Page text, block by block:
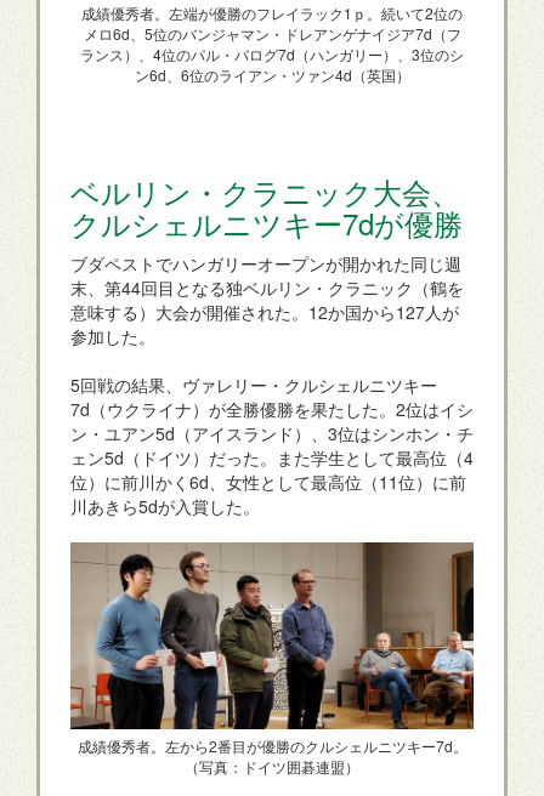
成績優秀者。左端が優勝のフレイラック1ｐ。続いて2位の
メロ6d、5位のバンジャマン・ドレアンゲナイジア7d（フ
ランス）、4位のパル・バログ7d（ハンガリー）、3位のシ
ン6d、6位のライアン・ツァン4d（英国）
ベルリン・クラニック大会、
クルシェルニツキー7dが優勝
ブダペストでハンガリーオープンが開かれた同じ週
末、第44回目となる独ベルリン・クラニック（鶴を
意味する）大会が開催された。12か国から127人が
参加した。
5回戦の結果、ヴァレリー・クルシェルニツキー
7d（ウクライナ）が全勝優勝を果たした。2位はイシ
ン・ユアン5d（アイスランド）、3位はシンホン・チ
ェン5d（ドイツ）だった。また学生として最高位（4
位）に前川かく6d、女性として最高位（11位）に前
川あきら5dが入賞した。
成績優秀者。左から2番目が優勝のクルシェルニツキー7d。
（写真：ドイツ囲碁連盟）